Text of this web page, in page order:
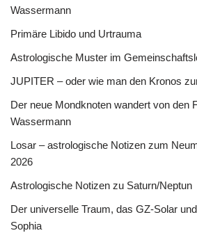
Wassermann
Primäre Libido und Urtrauma
Astrologische Muster im
JUPITER – oder wie man den Kronos
Der neue Mondknoten wandert von den
Wassermann
Losar – astrologische Notizen zum
2026
Astrologische Notizen zu Saturn/Neptun
Der universelle Traum, das GZ-Solar
Sophia